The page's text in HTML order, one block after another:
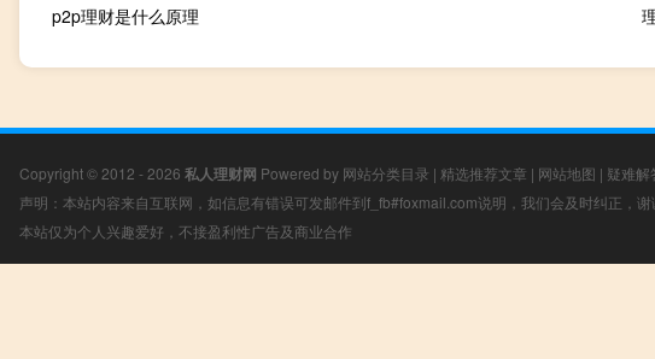
p2p理财是什么原理
Copyright © 2012 - 2026 私人理财网 Powered by 网站分类目录 | 精选推荐文章 | 网站地图 | 疑难解
声明：本站内容来自互联网，如信息有错误可发邮件到f_fb#foxmail.com说明，我们会及时纠正，谢
本站仅为个人兴趣爱好，不接盈利性广告及商业合作